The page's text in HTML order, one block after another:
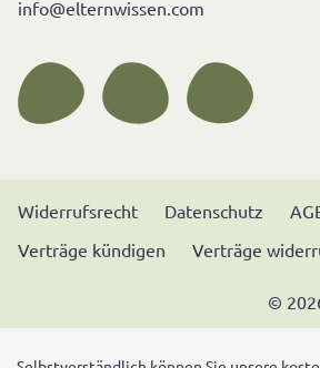
info@elternwissen.com
Widerrufsrecht Datenschutz
Verträge kündigen
Verträge
©